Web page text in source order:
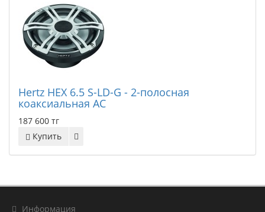
Hertz HEX 6.5 S-LD-G - 2-полосная
коаксиальная АС
187 600 тг
Купить
Информация